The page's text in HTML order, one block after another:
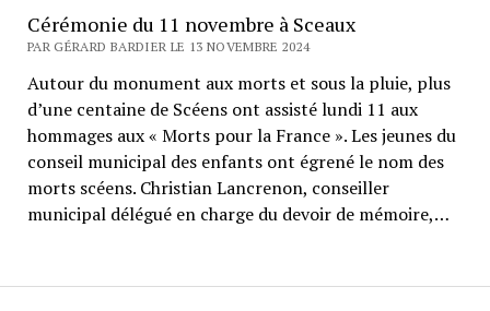
Cérémonie du 11 novembre à Sceaux
PAR GÉRARD BARDIER LE 13 NOVEMBRE 2024
Autour du monument aux morts et sous la pluie, plus
d’une centaine de Scéens ont assisté lundi 11 aux
hommages aux « Morts pour la France ». Les jeunes du
conseil municipal des enfants ont égrené le nom des
morts scéens. Christian Lancrenon, conseiller
municipal délégué en charge du devoir de mémoire,…